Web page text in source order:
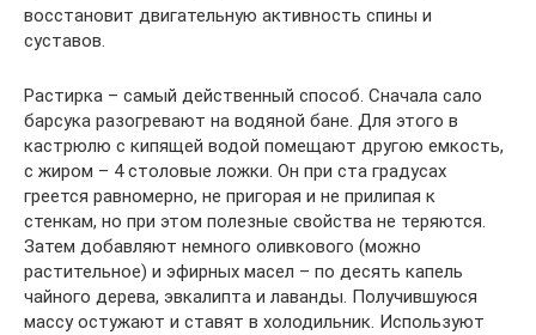
восстановит двигательную активность спины и
суставов.
Растирка – самый действенный способ. Сначала сало
барсука разогревают на водяной бане. Для этого в
кастрюлю с кипящей водой помещают другою емкость,
с жиром – 4 столовые ложки. Он при ста градусах
греется равномерно, не пригорая и не прилипая к
стенкам, но при этом полезные свойства не теряются.
Затем добавляют немного оливкового (можно
растительное) и эфирных масел – по десять капель
чайного дерева, эвкалипта и лаванды. Получившуюся
массу остужают и ставят в холодильник. Используют